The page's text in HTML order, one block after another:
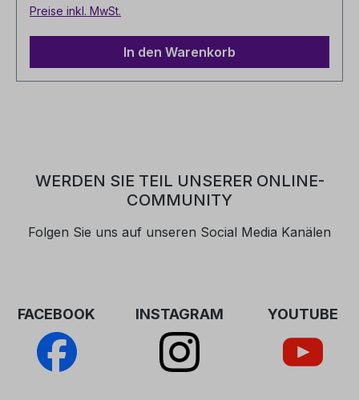
und es sind viele verschiedene Muster und
bietet großzügigen Stauraum.
Preise inkl. MwSt.
In den Warenkorb
WERDEN SIE TEIL UNSERER ONLINE-
COMMUNITY
Folgen Sie uns auf unseren Social Media Kanälen
FACEBOOK INSTAGRAM YOUTUBE